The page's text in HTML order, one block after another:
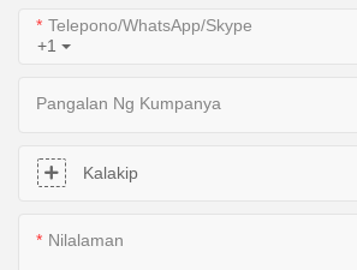
+1
Telepono/WhatsApp/Skype
Pangalan Ng Kumpanya
Kalakip
Nilalaman